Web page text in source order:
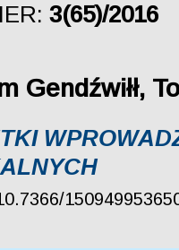
3(65)/2016
Gendźwiłł,